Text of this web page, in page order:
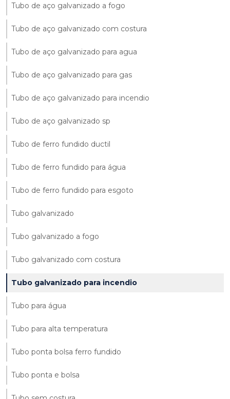
Tubo de aço galvanizado a fogo
Tubo de aço galvanizado com costura
Tubo de aço galvanizado para agua
Tubo de aço galvanizado para gas
Tubo de aço galvanizado para incendio
Tubo de aço galvanizado sp
Tubo de ferro fundido ductil
Tubo de ferro fundido para água
Tubo de ferro fundido para esgoto
Tubo galvanizado
Tubo galvanizado a fogo
Tubo galvanizado com costura
Tubo galvanizado para incendio
Tubo para água
Tubo para alta temperatura
Tubo ponta bolsa ferro fundido
Tubo ponta e bolsa